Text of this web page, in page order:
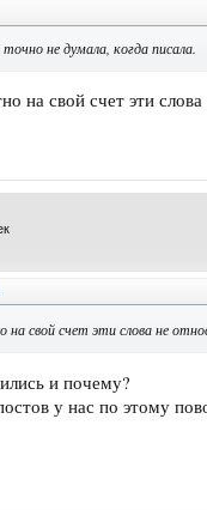
точно не думала, когда писала.
на свой счет эти
свой счет эти слова не
и почему?
у нас по этому